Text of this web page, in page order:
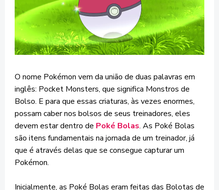
O nome Pokémon vem da união de duas palavras em
inglês: Pocket Monsters, que significa Monstros de
Bolso. E para que essas criaturas, às vezes enormes,
possam caber nos bolsos de seus treinadores, eles
devem estar dentro de Poké Bolas. As Poké Bolas
são itens fundamentais na jornada de um treinador, já
que é através delas que se consegue capturar um
Pokémon.
Inicialmente, as Poké Bolas eram feitas das Bolotas de